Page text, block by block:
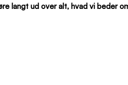
langt ud over alt, hvad vi beder